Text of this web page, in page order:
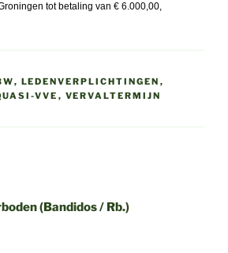
tot betaling van € 6.000,00,
, LEDENVERPLICHTINGEN ,
VVE , VERVALTERMIJN
(Bandidos / Rb.)